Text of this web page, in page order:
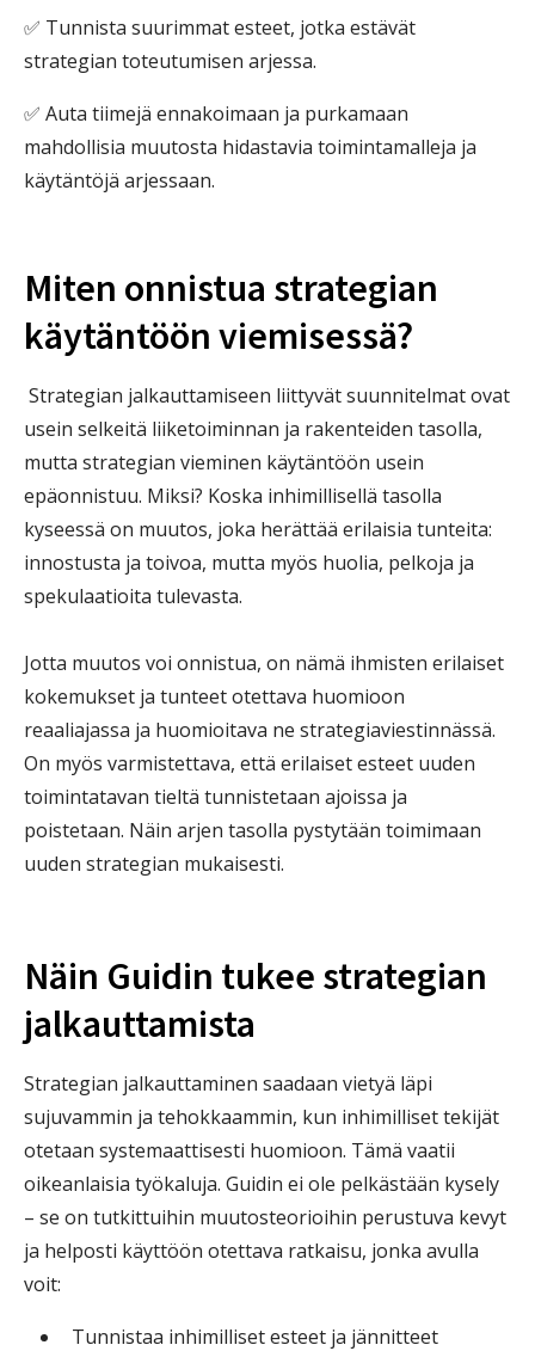
✅ Tunnista suurimmat esteet, jotka estävät
strategian toteutumisen arjessa.
✅ Auta tiimejä ennakoimaan ja purkamaan
mahdollisia muutosta hidastavia toimintamalleja ja
käytäntöjä arjessaan.
Miten onnistua strategian
käytäntöön viemisessä?
Strategian jalkauttamiseen liittyvät suunnitelmat ovat
usein selkeitä liiketoiminnan ja rakenteiden tasolla,
mutta strategian vieminen käytäntöön usein
epäonnistuu. Miksi? Koska inhimillisellä tasolla
kyseessä on muutos, joka herättää erilaisia tunteita:
innostusta ja toivoa, mutta myös huolia, pelkoja ja
spekulaatioita tulevasta.
Jotta muutos voi onnistua, on nämä ihmisten erilaiset
kokemukset ja tunteet otettava huomioon
reaaliajassa ja huomioitava ne strategiaviestinnässä.
On myös varmistettava, että erilaiset esteet uuden
toimintatavan tieltä tunnistetaan ajoissa ja
poistetaan. Näin arjen tasolla pystytään toimimaan
uuden strategian mukaisesti.
Näin Guidin tukee strategian
jalkauttamista
Strategian jalkauttaminen saadaan vietyä läpi
sujuvammin ja tehokkaammin, kun inhimilliset tekijät
otetaan systemaattisesti huomioon. Tämä vaatii
oikeanlaisia työkaluja. Guidin ei ole pelkästään kysely
– se on tutkittuihin muutosteorioihin perustuva kevyt
ja helposti käyttöön otettava ratkaisu, jonka avulla
voit:
Tunnistaa inhimilliset esteet ja jännitteet